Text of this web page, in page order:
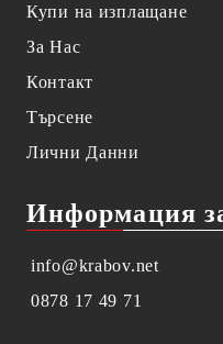
Купи на изплащане
За Нас
Контакт
Търсене
Лични Данни
Информация
info@krabov.net
0878 17 49 71